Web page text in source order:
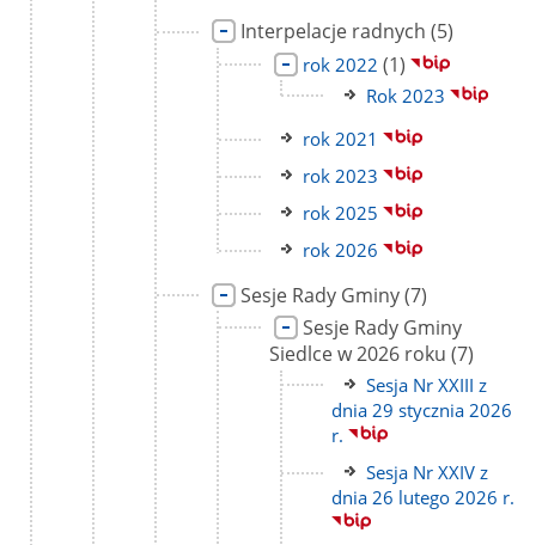
Link
do
strony
Interpelacje radnych liczba
podstron
(5)
Link
rok 2022 liczba
podstron
(1)
Link
strony
Rok 2023
Link
strony
rok 2021
Link
strony
rok 2023
Link
do
strony
rok 2025
Link
strony
rok 2026
Link
do
strony
Sesje Rady Gminyliczba
podstron
(7)
Link
do
strony
Sesje Rady Gminy
Siedlce w 2026 roku liczba
podstron
(7)
Link
do
strony
Sesja Nr XXIII z
dnia 29 stycznia 2026
r.
Link
do
strony
Sesja Nr XXIV z
dnia 26 lutego 2026 r.